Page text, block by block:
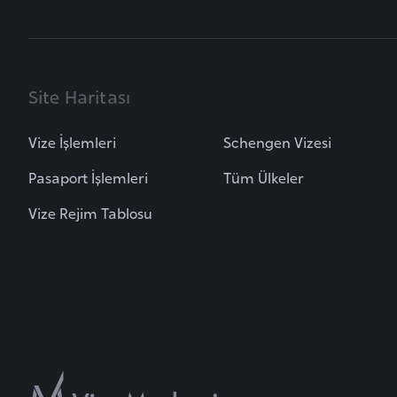
Site Haritası
Vize İşlemleri
Pasaport İşlemleri
Vize Rejim Tablosu
Schengen Vizesi
Tüm Ülkeler
l
a
i